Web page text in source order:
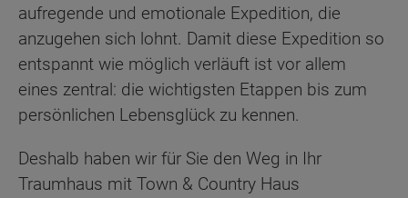
aufregende und emotionale Expedition, die
anzugehen sich lohnt. Damit diese Expedition so
entspannt wie möglich verläuft ist vor allem
eines zentral: die wichtigsten Etappen bis zum
persönlichen Lebensglück zu kennen.
Deshalb haben wir für Sie den Weg in Ihr
Traumhaus mit Town & Country Haus